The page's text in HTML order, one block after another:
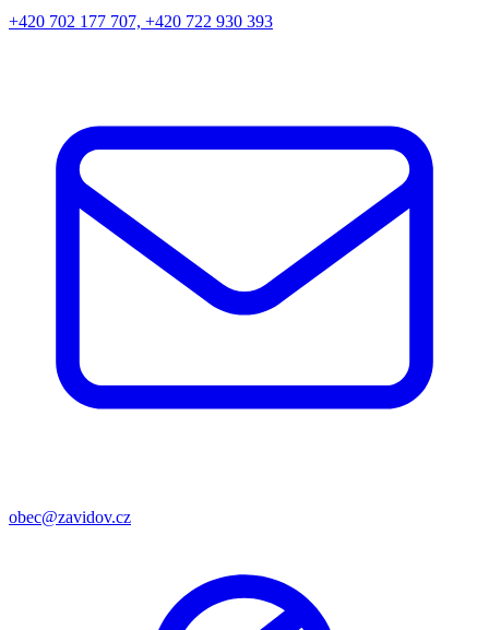
+420 702 177 707, +420 722 930 393
obec@zavidov.cz